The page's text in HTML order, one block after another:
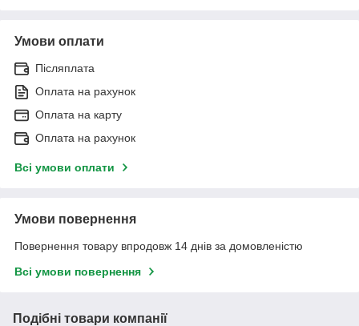
Умови оплати
Післяплата
Оплата на рахунок
Оплата на карту
Оплата на рахунок
Всі умови оплати
Умови повернення
Повернення товару впродовж 14 днів за домовленістю
Всі умови повернення
Подібні товари компанії